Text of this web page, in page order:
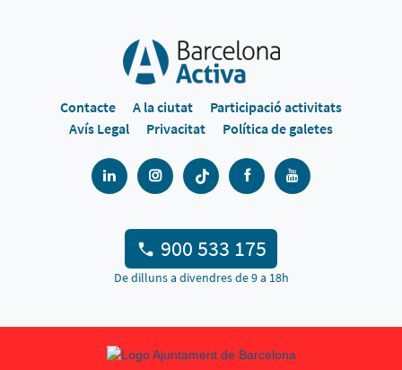
Contacte A la ciutat
Participació activitats
Avís Legal
Privacitat Política de galetes
900 533 175
De dilluns a divendres de 9 a 18h